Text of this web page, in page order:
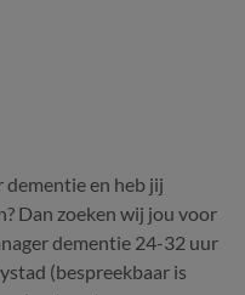
dementie en heb jij
Dan zoeken wij jou voor
dementie 24-32 uur
(bespreekbaar is